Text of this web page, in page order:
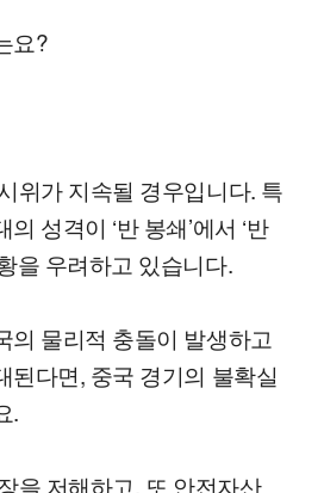
요?
위가 지속될 경우입니다. 특
성격이 ‘반 봉쇄’에서 ‘반
을 우려하고 있습니다.
의 물리적 충돌이 발생하고
된다면, 중국 경기의 불확실
.
을 저해하고, 또 안전자산